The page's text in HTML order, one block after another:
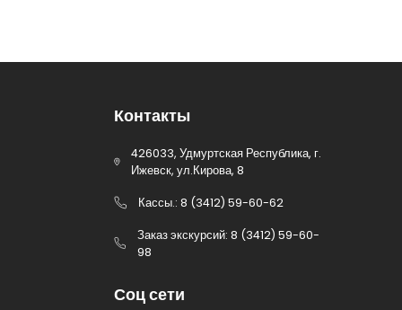
Контакты
426033, Удмуртская Республика, г.
Ижевск, ул.Кирова, 8
Кассы.: 8 (3412) 59-60-62
Заказ экскурсий: 8 (3412) 59-60-
98
Соц сети